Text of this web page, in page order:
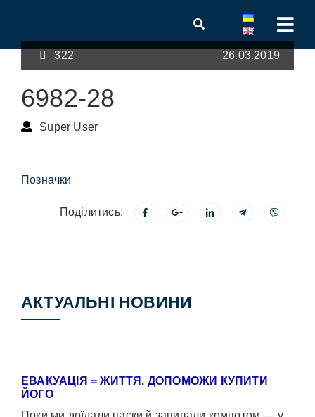
322 26.03.2019
6982-28
Super User
Позначки
Поділитись:
АКТУАЛЬНІ НОВИНИ
ЕВАКУАЦІЯ = ЖИТТЯ. ДОПОМОЖИ КУПИТИ
ЙОГО